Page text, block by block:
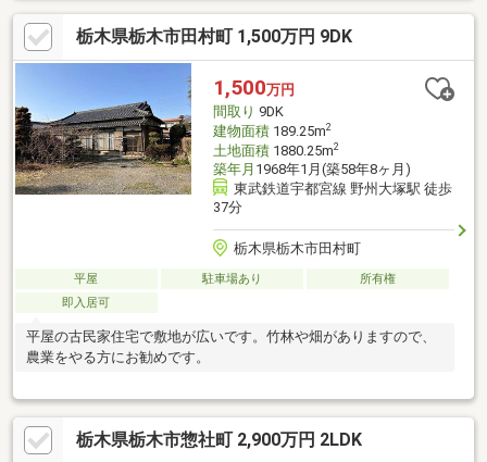
栃木県栃木市田村町 1,500万円 9DK
1,500万円
間取り 9DK
建物面積189.25m2
土地面積1880.25m2
築年月 1968年1月(築58年8ヶ月)
東武鉄道宇都宮線 野州大塚駅 徒歩
37分
栃木県栃木市田村町
平屋 駐車場あり
所有権
即入居可
平屋の古民家住宅で敷地が広いです。竹林や畑がありますので、
農業をやる方にお勧めです。
栃木県栃木市惣社町 2,900万円 2LDK